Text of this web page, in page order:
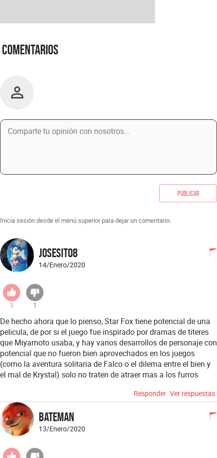
Comentarios
Publicar
Inicia sesión desde el menú superior para dejar un comentario.
josesito8
14/Enero/2020
3 1
De hecho ahora que lo pienso, Star Fox tiene potencial de una
pelicula, de por si el juego fue inspirado por dramas de titeres
que Miyamoto usaba, y hay varios desarrollos de personaje con
potencial que no fueron bien aprovechados en los juegos
(como la aventura solitaria de Falco o el dilema entre el bien y
el mal de Krystal) solo no traten de atraer mas a los furros
Responder Ver respuestas
Bateman
13/Enero/2020